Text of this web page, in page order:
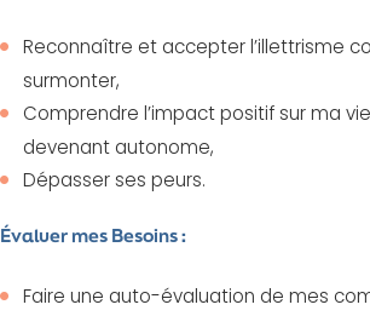
Reconnaître et accepter l’illettrisme
surmonter,
Comprendre l’impact positif sur ma
devenant autonome,
Dépasser ses peurs.
Évaluer mes Besoins :
Faire une auto-évaluation de mes